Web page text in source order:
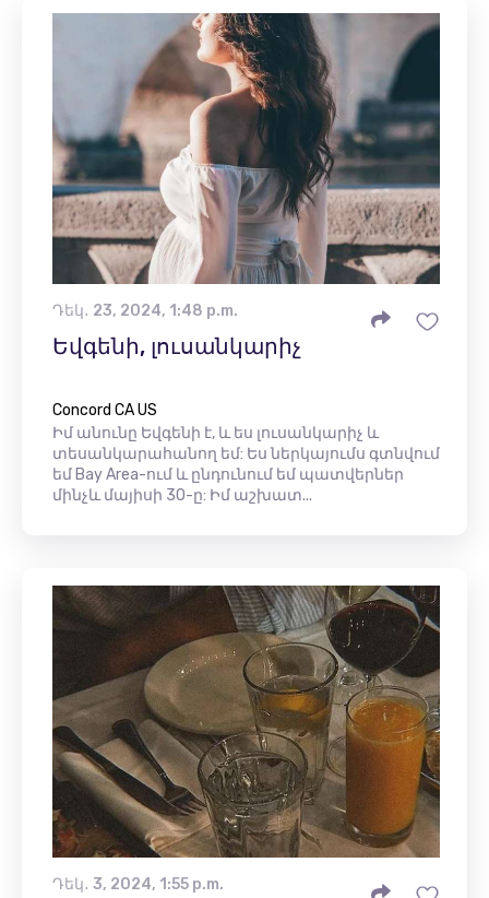
Դեկ․ 23, 2024, 1:48 p.m.
Եվգենի, լուսանկարիչ
Concord CA US
Իմ անունը Եվգենի է, և ես լուսանկարիչ և
տեսանկարահանող եմ: Ես ներկայումս գտնվում
եմ Bay Area-ում և ընդունում եմ պատվերներ
մինչև մայիսի 30-ը: Իմ աշխատ...
Դեկ․ 3, 2024, 1:55 p.m.